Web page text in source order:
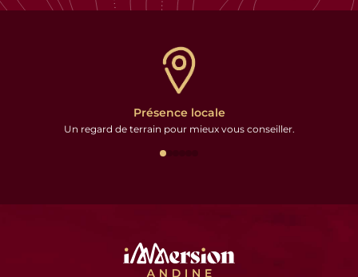
Présence locale
Un regard de terrain pour mieux vous conseiller.